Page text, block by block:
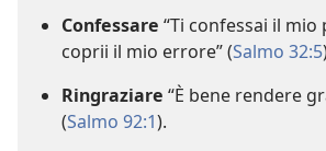
Confessare “Ti confessai il mio
coprii il mio errore” (Salmo 32:5
Ringraziare “È bene rendere
(Salmo 92:1).